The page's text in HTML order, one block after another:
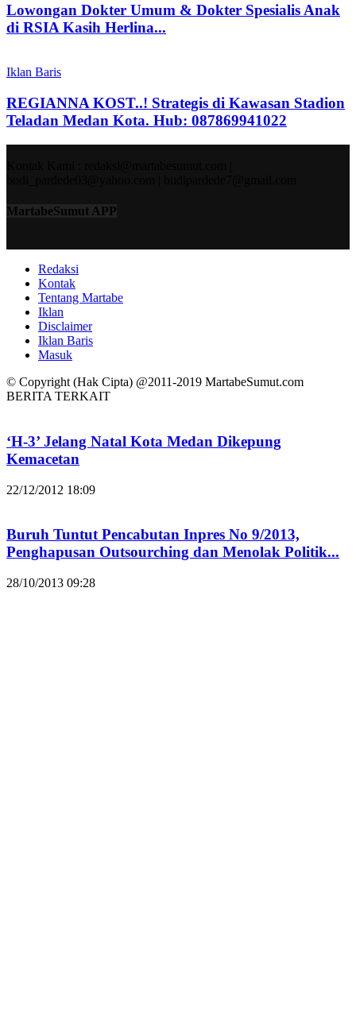
Lowongan Dokter Umum & Dokter Spesialis Anak
di RSIA Kasih Herlina...
Iklan Baris
REGIANNA KOST..! Strategis di Kawasan Stadion
Teladan Medan Kota. Hub: 087869941022
MartabeSumut APP
Redaksi
Kontak
Tentang Martabe
Iklan
Disclaimer
Iklan Baris
Masuk
© Copyright (Hak Cipta) @2011-2019 MartabeSumut.com
BERITA TERKAIT
‘H-3’ Jelang Natal Kota Medan Dikepung
Kemacetan
22/12/2012 18:09
Buruh Tuntut Pencabutan Inpres No 9/2013,
Penghapusan Outsourching dan Menolak Politik...
28/10/2013 09:28